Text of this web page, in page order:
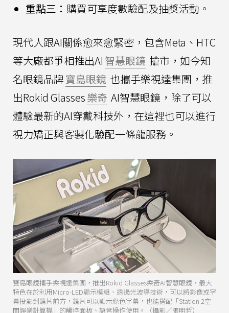
重點三： 購買可享度數驗配及抽獎活動。
現代人跟AI關係愈來愈緊密，包含Meta、HTC
等大廠都爭相推出AI 智慧眼鏡 搶市，如今知
名眼鏡品牌寶島眼鏡 也攜手樂視達集團，推
出Rokid Glasses樂奇 AI智慧眼鏡，除了可以
體驗最新的AI穿戴科技外，在這裡也可以進行
視力矯正與客製化驗配一條龍服務。
寶島眼鏡攜手樂視達集團，推出Rokid Glasses樂奇AI智慧眼鏡，最大
特色在於利用Micro-LED顯示模組、透過光波導技術，可以將影像或字
幕投影到鏡片前方，鏡片可以顯示綠色字幕，也能搭配「Station 2空
間娛樂計算機」的觸控面板、語音操作使用。（攝影／張明哲）